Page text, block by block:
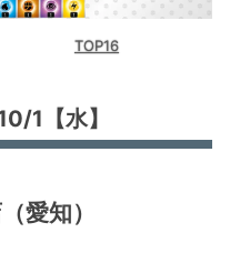
TOP16
1【水】
愛知）